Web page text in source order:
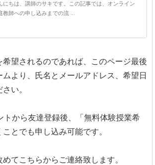
にちは、講師のサキです。この記事では、オンライン
教師への申し込みまでの流 ...
希望されるのであれば、このページ最後
より、氏名とメールアドレス、希望日
い。
トから友達登録後、「無料体験授業希
とでも申し込み可能です。
てこちらからご連絡致します。